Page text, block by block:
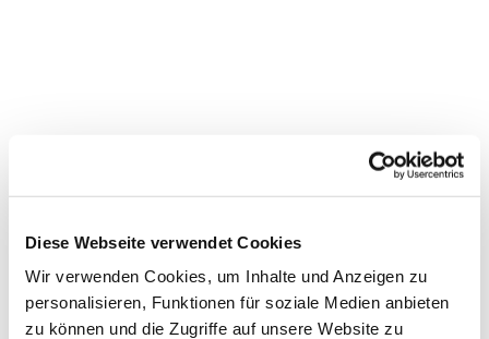
Diese Webseite verwendet Cookies
Wir verwenden Cookies, um Inhalte und Anzeigen zu
personalisieren, Funktionen für soziale Medien anbieten
zu können und die Zugriffe auf unsere Website zu